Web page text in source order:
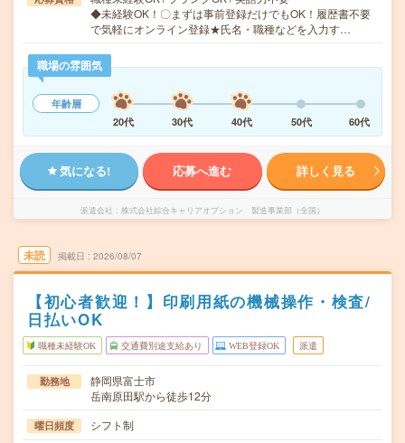
◆未経験OK！〇まずは事前登録だけでもOK！履歴書不要
で気軽にオンライン登録★氏名・職種などを入力す…
職場の雰囲気
年齢層
20代
30代 40代 50代 60代
気になる! 応募へ進む 詳しく見る
派遣会社 株式会社綜合キャリアオプション 製造事業部（全国）
未読 掲載日 2026/08/07
【初心者歓迎！】印刷用紙の機械操作・検査/
日払いOK
職種未経験OK 交通費別途支給あり WEB登録OK 派遣
勤務地
静岡県富士市
岳南原田駅から徒歩12分
曜日頻度 シフト制